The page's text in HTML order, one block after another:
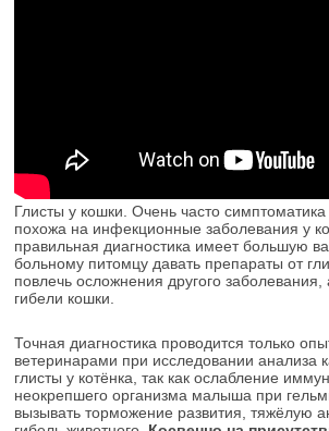
Глисты у кошки. Очень часто симптоматика
похожа на инфекционные заболевания у
правильная диагностика имеет большую
больному питомцу давать препараты от
повлечь осложнения другого заболевания,
гибели кошки.
Точная диагностика проводится только
ветеринарами при исследовании анализа
глисты у котёнка, так как ослабление
неокрепшего организма малыша при
вызывать торможение развития, тяжёлую